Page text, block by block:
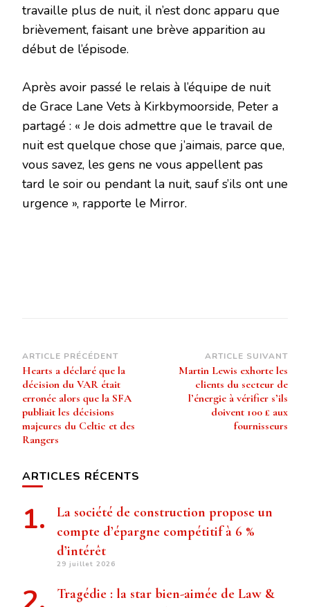
travaille plus de nuit, il n’est donc apparu que
brièvement, faisant une brève apparition au
début de l’épisode.
Après avoir passé le relais à l’équipe de nuit
de Grace Lane Vets à Kirkbymoorside, Peter a
partagé : « Je dois admettre que le travail de
nuit est quelque chose que j’aimais, parce que,
vous savez, les gens ne vous appellent pas
tard le soir ou pendant la nuit, sauf s’ils ont une
urgence », rapporte le Mirror.
Navigation
d’article
ARTICLE PRÉCÉDENT
Hearts a déclaré que la
décision du VAR était
erronée alors que la SFA
publiait les décisions
majeures du Celtic et des
Rangers
ARTICLE SUIVANT
Martin Lewis exhorte les
clients du secteur de
l’énergie à vérifier s’ils
doivent 100 £ aux
fournisseurs
ARTICLES RÉCENTS
La société de construction propose un
compte d’épargne compétitif à 6 %
d’intérêt
29 juillet 2026
Tragédie : la star bien-aimée de Law &